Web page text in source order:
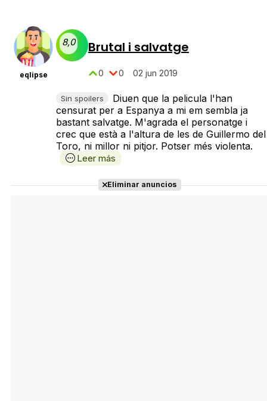
eqlipse
8,0 Brutal i salvatge
0 0 02 jun 2019
Sin spoilers
Diuen que la pelicula l'han
censurat per a Espanya a mi em sembla ja
bastant salvatge. M'agrada el personatge i
crec que està a l'altura de les de Guillermo del
Toro, ni millor ni pitjor. Potser més violenta.
Leer más
Eliminar anuncios